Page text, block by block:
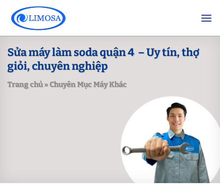
content
Sửa máy làm soda quận 4 – Uy tín, thợ
giỏi, chuyên nghiệp
Trang chủ»Chuyên Mục Máy Khác